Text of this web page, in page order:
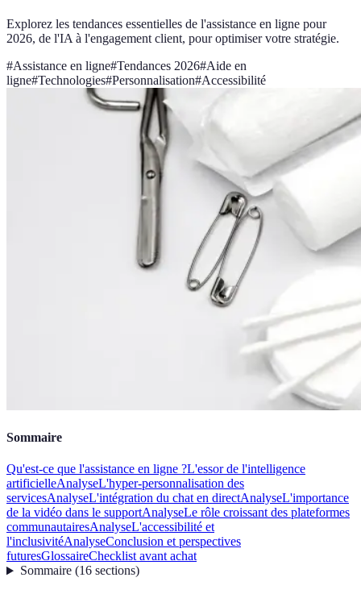
Explorez les tendances essentielles de l'assistance en ligne pour
2026, de l'IA à l'engagement client, pour optimiser votre stratégie.
#Assistance en ligne#Tendances 2026#Aide en
ligne#Technologies#Personnalisation#Accessibilité
Sommaire
Qu'est-ce que l'assistance en ligne ?L'essor de l'intelligence
artificielleAnalyseL'hyper-personnalisation des
servicesAnalyseL'intégration du chat en directAnalyseL'importance
de la vidéo dans le supportAnalyseLe rôle croissant des plateformes
communautairesAnalyseL'accessibilité et
l'inclusivitéAnalyseConclusion et perspectives
futuresGlossaireChecklist avant achat
Sommaire(16 sections)